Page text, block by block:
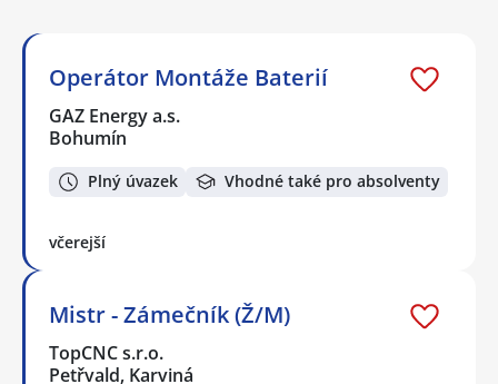
Operátor Montáže Baterií
GAZ Energy a.s.
Bohumín
Plný úvazek Vhodné také pro absolventy
včerejší
Mistr - Zámečník (Ž/M)
TopCNC s.r.o.
Petřvald, Karviná